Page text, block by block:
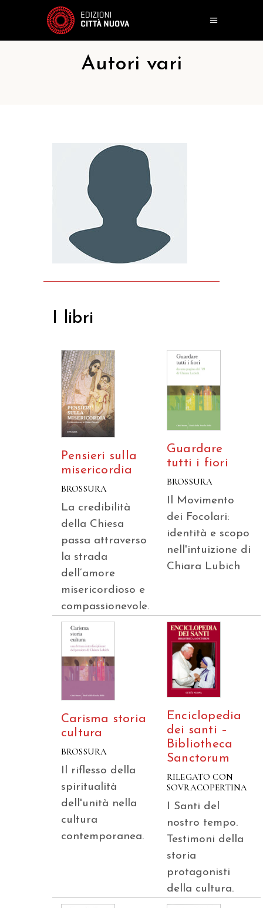
Autori vari
I libri
Pensieri sulla
misericordia
BROSSURA
La credibilità
della Chiesa
passa attraverso
la strada
dell’amore
misericordioso e
compassionevole.
Guardare
tutti i fiori
BROSSURA
Il Movimento
dei Focolari:
identità e scopo
nell'intuizione di
Chiara Lubich
Carisma storia
cultura
BROSSURA
Il riflesso della
spiritualità
dell'unità nella
cultura
contemporanea.
Enciclopedia
dei santi –
Bibliotheca
Sanctorum
RILEGATO CON
SOVRACOPERTINA
I Santi del
nostro tempo.
Testimoni della
storia
protagonisti
della cultura.